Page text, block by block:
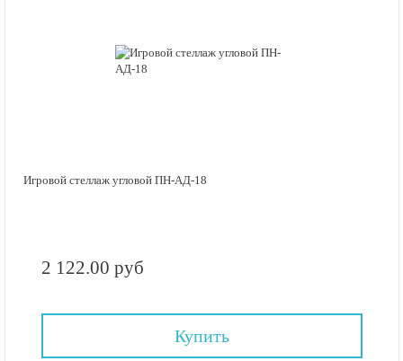
Игровой стеллаж угловой ПН-АД-18
2 122.00 руб
Купить